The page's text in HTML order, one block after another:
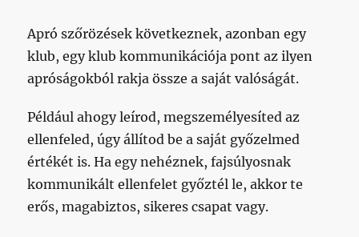
Apró szőrözések következnek, azonban egy
klub, egy klub kommunikációja pont az ilyen
apróságokból rakja össze a saját valóságát.
Például ahogy leírod, megszemélyesíted az
ellenfeled, úgy állítod be a saját győzelmed
értékét is. Ha egy nehéznek, fajsúlyosnak
kommunikált ellenfelet győztél le, akkor te
erős, magabiztos, sikeres csapat vagy.